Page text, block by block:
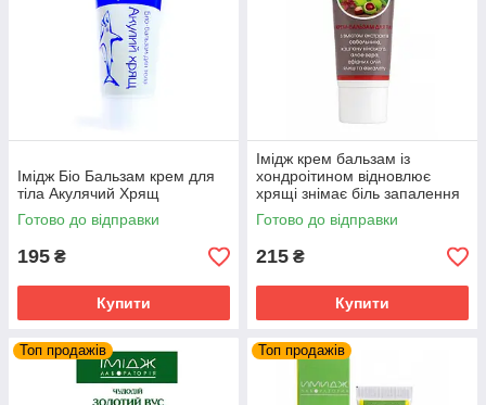
Імідж Біо Бальзам крем для
тіла Акулячий Хрящ
Готово до відправки
195 ₴
Купити
Імідж крем бальзам із
хондроітином відновлює
хрящі знімає біль запалення
суглобів та м'язів
Готово до відправки
215 ₴
Купити
Топ продажів Топ продажів